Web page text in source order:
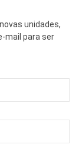
unidades,
mail para ser